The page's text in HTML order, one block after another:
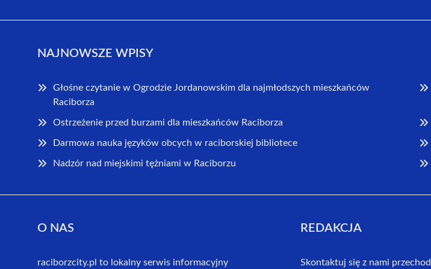
NAJNOWSZE WPISY
Głośne czytanie w Ogrodzie Jordanowskim dla najmłodszych mieszkańców
Raciborza
Ostrzeżenie przed burzami dla mieszkańców Raciborza
Darmowa nauka języków obcych w raciborskiej bibliotece
Nadzór nad miejskimi tężniami w Raciborzu
O NAS
raciborzcity.pl to lokalny serwis informacyjny
REDAKCJA
Skontaktuj się z nami